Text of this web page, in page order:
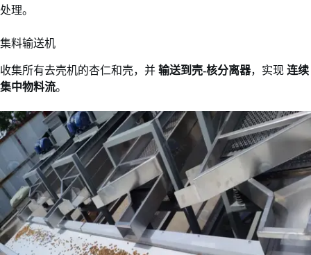
处理。
集料输送机
收集所有去壳机的杏仁和壳，并 输送到壳-核分离器，实现 连续
集中物料流。